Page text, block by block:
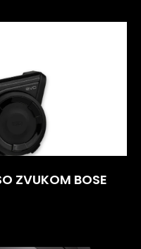
ZVUKOM BOSE